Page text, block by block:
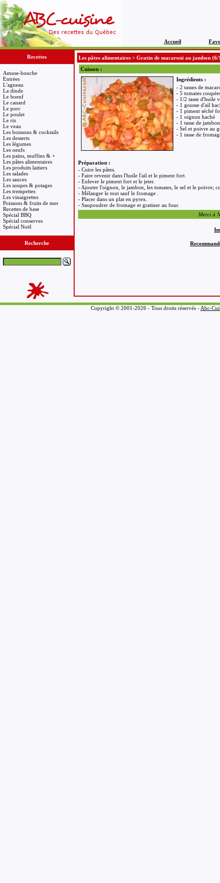
Accueil
Recettes
Amuse-bouche
Entrées
L'agneau
La dinde
Le boeuf
Le canard
Le porc
Le poulet
Le riz
Le veau
Les boissons & cocktails
Les desserts
Les légumes
Les oeufs
Les pains, muffins & +
Les pâtes alimentaires
Les produits laitiers
Les salades
Les sauces
Les soupes & potages
Les trempettes
Les vinaigrettes
Poissons & fruits de mer
Recettes de base
Spécial BBQ
Spécial conserves
Spécial Noël
Recherche
Les pâtes alimentaires > Gratin de macaroni au jambon (6/
Cuisson :
Ingrédients :
- 2 tasses de
- 5 tomates
- 1/2 tasse d'huile
- 1 gousse d'ail
- 1 piment séché
- 1 oignon haché
- 1 tasse de
- Sel et poivre au
- 1 tasse de
Préparation :
- Cuire les pâtes.
- Faire revenir dans l'huile l'ail et le piment fort.
- Enlever le piment fort et le jeter.
- Ajouter l'oignon, le jambon, les tomates, le sel et le poivre;
- Mélanger le tout sauf le fromage .
- Placer dans un plat en pyrex.
- Saupoudrer de fromage et gratiner au four.
Merci à
Copyright © 2001-2026 - Tous droits réservés - Abc-